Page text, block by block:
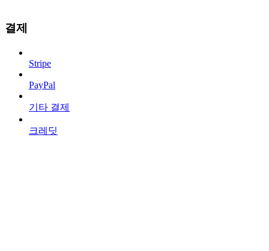
결제
Stripe
PayPal
기타 결제
크레딧